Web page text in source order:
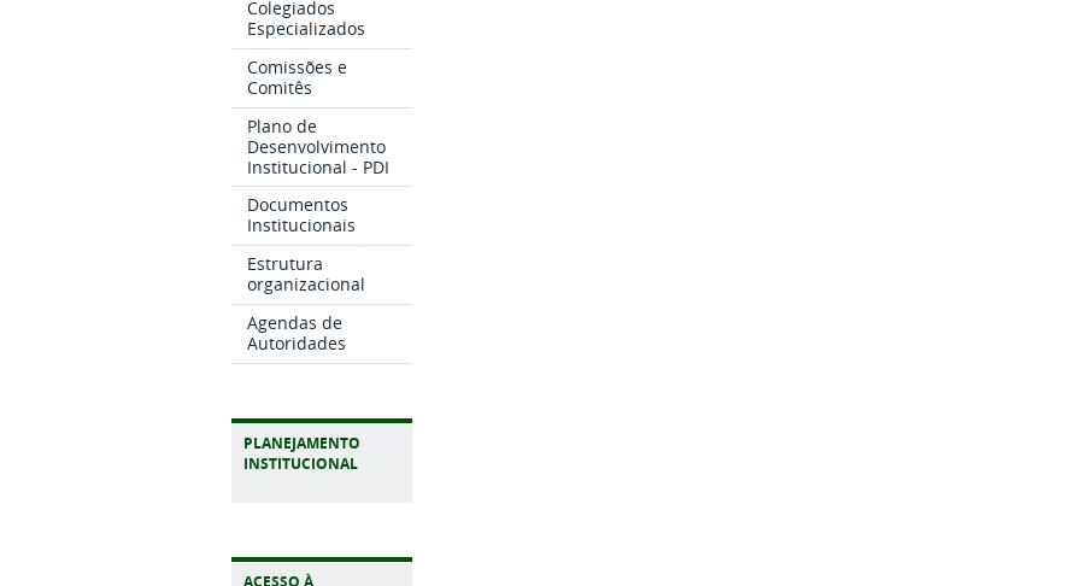
Colegiados
Especializados
Comissões e
Comitês
Plano de
Desenvolvimento
Institucional - PDI
Documentos
Institucionais
Estrutura
organizacional
Agendas de
Autoridades
PLANEJAMENTO
INSTITUCIONAL
ACESSO À